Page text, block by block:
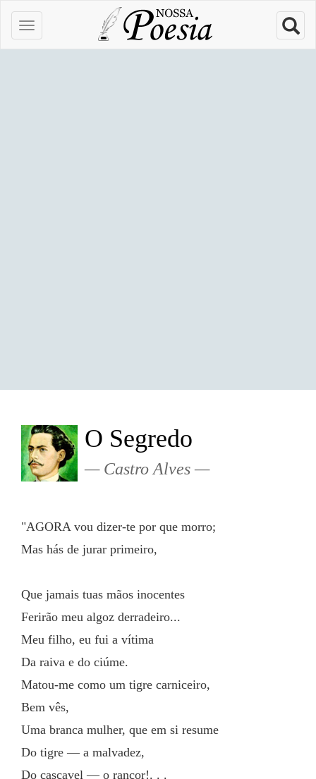
O Segredo
Castro Alves
"AGORA vou dizer-te por que morro;
Mas hás de jurar primeiro,
Que jamais tuas mãos inocentes
Ferirão meu algoz derradeiro...
Meu filho, eu fui a vítima
Da raiva e do ciúme.
Matou-me como um tigre carniceiro,
Bem vês,
Uma branca mulher, que em si resume
Do tigre — a malvadez,
Do cascavel — o rancor!. . .